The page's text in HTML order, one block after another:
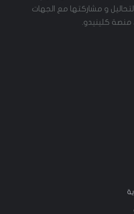
و مشاركتها مع الجهات
منصة كلينيدو.